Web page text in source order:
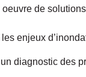
de
enjeux
diagnostic des